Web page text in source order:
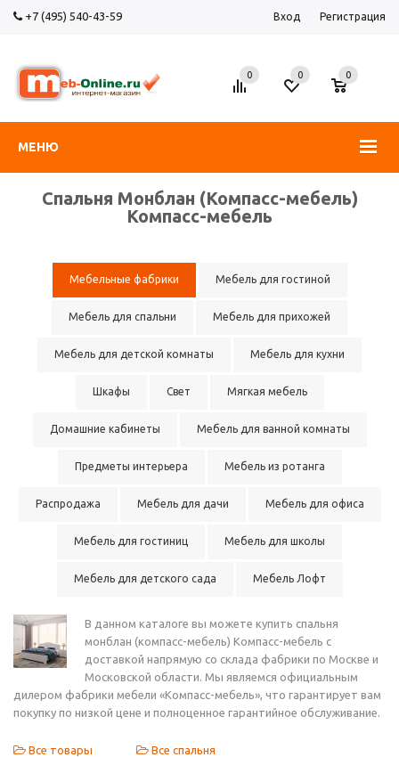
+7 (495) 540-43-59 Вход Регистрация
МЕНЮ
0 0
0
Спальня Монблан (Компасс-мебель)
Компасс-мебель
Мебельные фабрики Мебель для гостиной
Мебель для спальни Мебель для прихожей
Мебель для детской комнаты Мебель для кухни
Шкафы Свет Мягкая мебель
Домашние кабинеты Мебель для ванной комнаты
Предметы интерьера Мебель из ротанга
Распродажа Мебель для дачи Мебель для офиса
Мебель для гостиниц Мебель для школы
Мебель для детского сада Мебель Лофт
В данном каталоге вы можете купить спальня
монблан (компасс-мебель) Компасс-мебель с
доставкой напрямую со склада фабрики по Москве и
Московской области. Мы являемся официальным
дилером фабрики мебели «Компасс-мебель», что гарантирует вам
покупку по низкой цене и полноценное гарантийное обслуживание.
Все товары
Все спальня